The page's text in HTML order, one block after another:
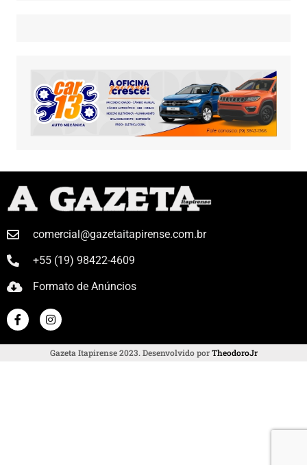
comercial@gazetaitapirense.com.br
+55 (19) 98422-4609
Formato de Anúncios
Gazeta Itapirense 2023. Desenvolvido porTheodoroJr